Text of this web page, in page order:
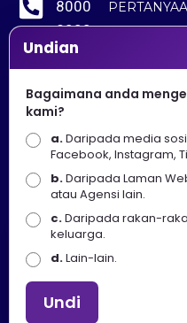
8000
8000
+603
8891
7100
Penafian : Kerajaan
Pelancongan Seni dan
bertanggungjawab atas
disebabkan oleh
yang diperolehi dari portal
Hakcipta © 2025
Undian
Bagaimana anda
kami?
a.Daripada media
Facebook, Instagram,
b.Daripada Laman
atau Agensi lain.
c.Daripada rakan-
keluarga.
d.Lain-lain.
Undi
Apa Khabar! Selamat
Pelancongan, Seni dan Budaya